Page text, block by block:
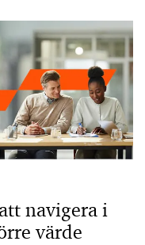
navigera i
värde